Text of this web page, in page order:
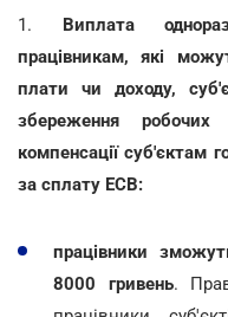
1. Виплата
працівникам, які
плати чи доходу,
збереження
компенсації суб'єктам
за сплату ЕСВ:
працівники
8000 гривень.